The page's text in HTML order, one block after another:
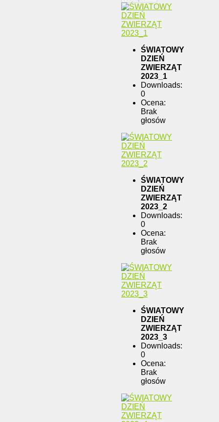
ŚWIATOWY
DZIEŃ
ZWIERZĄT
2023_1
Downloads:
0
Ocena:
Brak
głosów
ŚWIATOWY
DZIEŃ
ZWIERZĄT
2023_2
Downloads:
0
Ocena:
Brak
głosów
ŚWIATOWY
DZIEŃ
ZWIERZĄT
2023_3
Downloads:
0
Ocena:
Brak
głosów